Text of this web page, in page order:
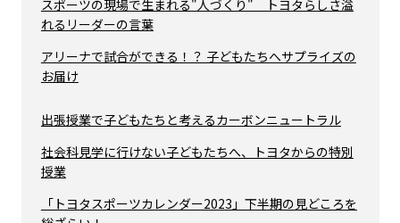
スポーツの現場で生まれる"人づくり" トヨタらしさ溢
れるリーダーの言葉
アリーナで試合ができる！？ 子どもたちへサプライズの
お届け
出張授業で子どもたちと考えるカーボンニュートラル
社会科見学に行けない子どもたちへ、トヨタからの特別
授業
「トヨタスポーツカレンダー2023」下半期の見どころを